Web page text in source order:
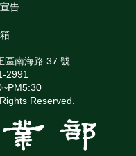
告
區南海路 37 號
2991
Reserved.